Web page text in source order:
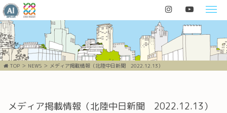
TOP NEWS メディア掲載情報（北陸中日新聞 2022.12.13）
メディア掲載情報（北陸中日新聞 2022.12.13）